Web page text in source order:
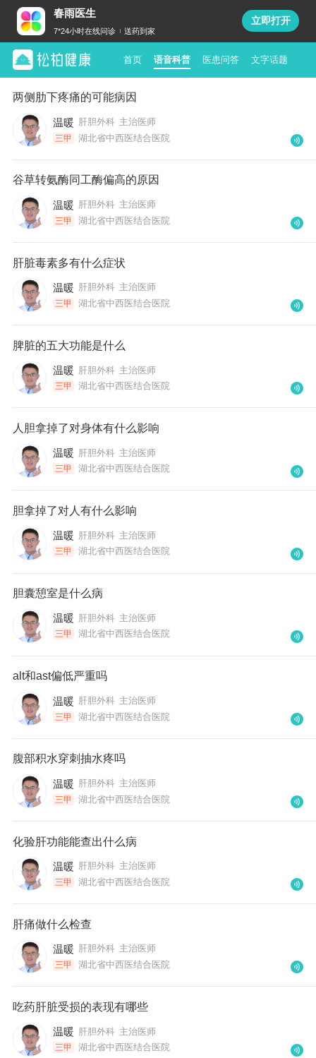
春雨医生
7*24小时在线问诊 送药到家
立即打开
首页 语音科普 医患问答 文字话题
两侧肋下疼痛的可能病因
温暖 肝胆外科 主治医师
三甲 湖北省中西医结合医院
谷草转氨酶同工酶偏高的原因
温暖 肝胆外科 主治医师
三甲 湖北省中西医结合医院
肝脏毒素多有什么症状
温暖 肝胆外科 主治医师
三甲 湖北省中西医结合医院
脾脏的五大功能是什么
温暖 肝胆外科 主治医师
三甲 湖北省中西医结合医院
人胆拿掉了对身体有什么影响
温暖 肝胆外科 主治医师
三甲 湖北省中西医结合医院
胆拿掉了对人有什么影响
温暖 肝胆外科 主治医师
三甲 湖北省中西医结合医院
胆囊憩室是什么病
温暖 肝胆外科 主治医师
三甲 湖北省中西医结合医院
alt和ast偏低严重吗
温暖 肝胆外科 主治医师
三甲 湖北省中西医结合医院
腹部积水穿刺抽水疼吗
温暖 肝胆外科 主治医师
三甲 湖北省中西医结合医院
化验肝功能能查出什么病
温暖 肝胆外科 主治医师
三甲 湖北省中西医结合医院
肝痛做什么检查
温暖 肝胆外科 主治医师
三甲 湖北省中西医结合医院
吃药肝脏受损的表现有哪些
温暖 肝胆外科 主治医师
三甲 湖北省中西医结合医院